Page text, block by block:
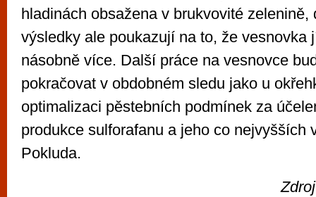
hladinách obsažena v brukvovité zelenině,
výsledky ale poukazují na to, že vesnovka
násobně více. Další práce na vesnovce
pokračovat v obdobném sledu jako u
optimalizaci pěstebních podmínek za
produkce sulforafanu a jeho co nejvyšších
Pokluda.